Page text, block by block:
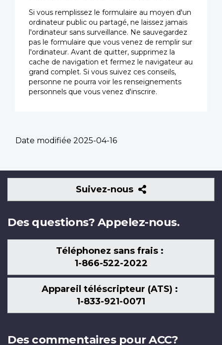
Si vous remplissez le formulaire au moyen d'un
ordinateur public ou partagé, ne laissez jamais
l'ordinateur sans surveillance. Ne sauvegardez
pas le formulaire que vous venez de remplir sur
l'ordinateur. Avant de quitter, supprimez la
cache de navigation et fermez le navigateur au
grand complet. Si vous suivez ces conseils,
personne ne pourra voir les renseignements
personnels que vous venez d'inscrire.
Date modifiée 2025-04-16
Suivez-nous
Suivez-
nous
Des questions? Appelez-nous.
Téléphonez sans frais :
1-866-522-2022
Appareil téléscripteur (ATS) :
1-833-921-0071
Des commentaires pour ACC?